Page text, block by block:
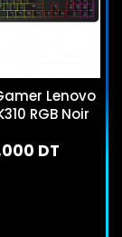
Lenovo
RGB Noir
DT